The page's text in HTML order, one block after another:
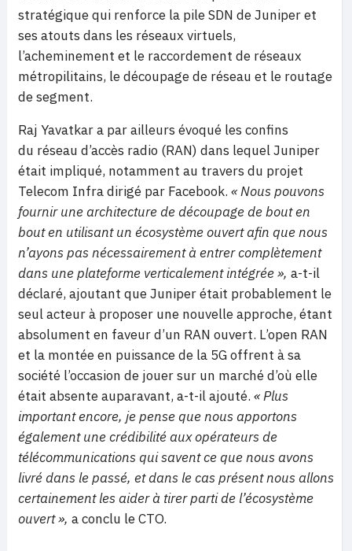
stratégique qui renforce la pile SDN de Juniper et
ses atouts dans les réseaux virtuels,
l’acheminement et le raccordement de réseaux
métropilitains, le découpage de réseau et le routage
de segment.
Raj Yavatkar a par ailleurs évoqué les confins
du réseau d’accès radio (RAN) dans lequel Juniper
était impliqué, notamment au travers du projet
Telecom Infra dirigé par Facebook. « Nous pouvons
fournir une architecture de découpage de bout en
bout en utilisant un écosystème ouvert afin que nous
n’ayons pas nécessairement à entrer complètement
dans une plateforme verticalement intégrée », a-t-il
déclaré, ajoutant que Juniper était probablement le
seul acteur à proposer une nouvelle approche, étant
absolument en faveur d’un RAN ouvert. L’open RAN
et la montée en puissance de la 5G offrent à sa
société l’occasion de jouer sur un marché d’où elle
était absente auparavant, a-t-il ajouté. « Plus
important encore, je pense que nous apportons
également une crédibilité aux opérateurs de
télécommunications qui savent ce que nous avons
livré dans le passé, et dans le cas présent nous allons
certainement les aider à tirer parti de l’écosystème
ouvert », a conclu le CTO.